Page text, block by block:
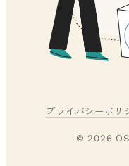
プライバシーポリ
© 2026